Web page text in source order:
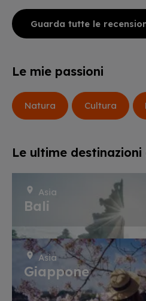
Guarda tutte le
Le mie passioni
Natura Cultura
Le ultime
Asia
Bali
Asia
Giappone